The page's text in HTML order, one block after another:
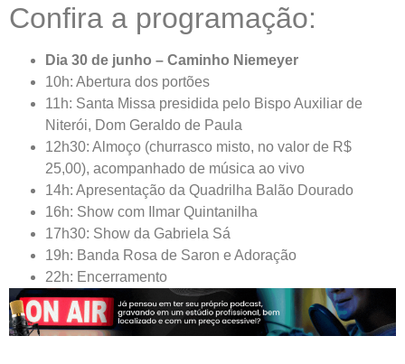
Confira a programação:
Dia 30 de junho – Caminho Niemeyer
10h: Abertura dos portões
11h: Santa Missa presidida pelo Bispo Auxiliar de
Niterói, Dom Geraldo de Paula
12h30: Almoço (churrasco misto, no valor de R$
25,00), acompanhado de música ao vivo
14h: Apresentação da Quadrilha Balão Dourado
16h: Show com Ilmar Quintanilha
17h30: Show da Gabriela Sá
19h: Banda Rosa de Saron e Adoração
22h: Encerramento